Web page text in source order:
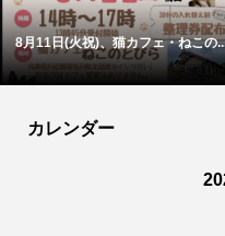
8月11日(火祝)、猫カフェ・ねこの
カレンダー